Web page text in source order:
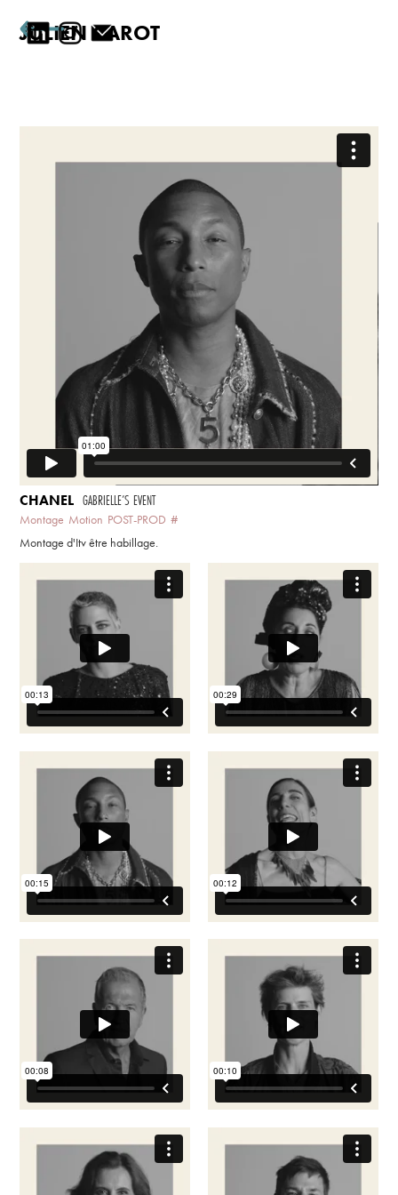
JULIEN CAROT
CHANEL GABRIELLE’S EVENT
Montage Motion POST-PROD #
Montage d'Itv être habillage.